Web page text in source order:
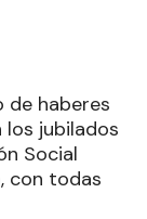
de haberes
los jubilados
Social
con todas